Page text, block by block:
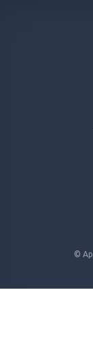
©